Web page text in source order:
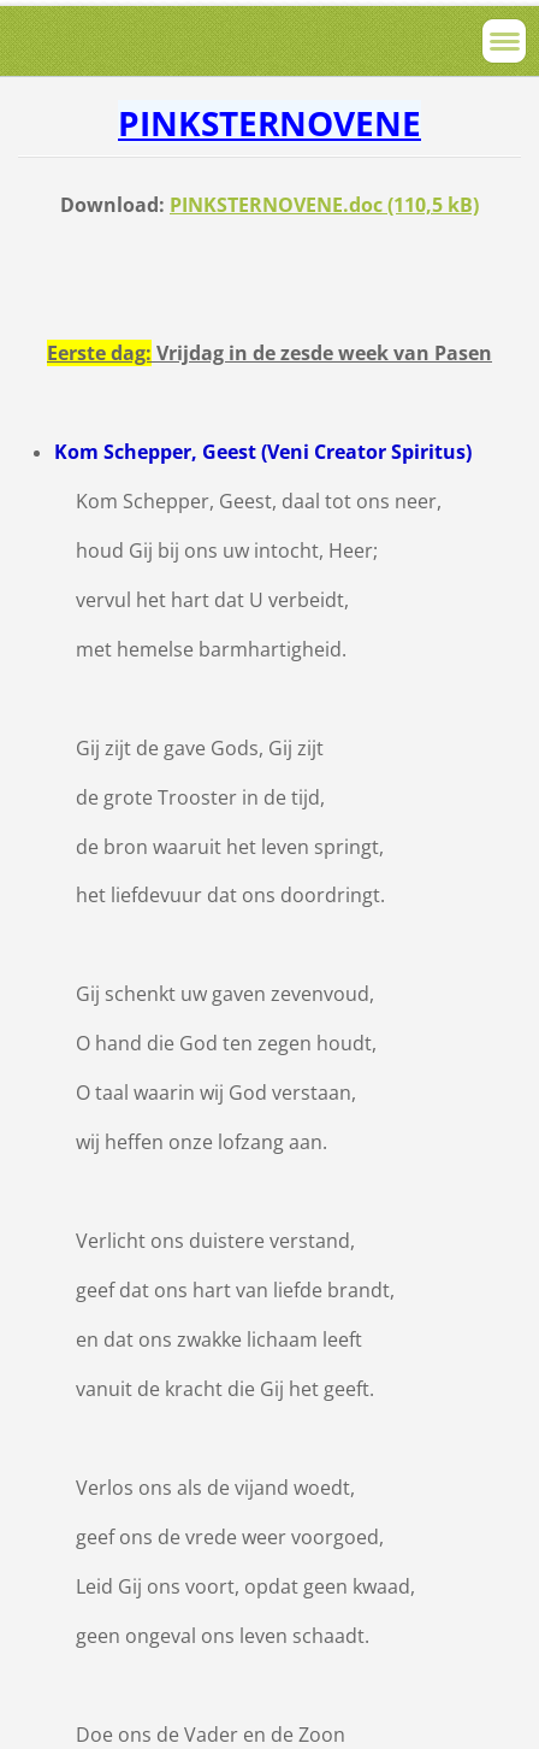
PINKSTERNOVENE
Download: PINKSTERNOVENE.doc (110,5 kB)
Eerstedag: Vrijdag in de zesde week van Pasen
Kom Schepper, Geest (Veni Creator Spiritus)
Kom Schepper, Geest, daal tot ons neer,
houd Gij bij ons uw intocht, Heer;
vervul het hart dat U verbeidt,
met hemelse barmhartigheid.
Gij zijt de gave Gods, Gij zijt
de grote Trooster in de tijd,
de bron waaruit het leven springt,
het liefdevuur dat ons doordringt.
Gij schenkt uw gaven zevenvoud,
O hand die God ten zegen houdt,
O taal waarin wij God verstaan,
wij heffen onze lofzang aan.
Verlicht ons duistere verstand,
geef dat ons hart van liefde brandt,
en dat ons zwakke lichaam leeft
vanuit de kracht die Gij het geeft.
Verlos ons als de vijand woedt,
geef ons de vrede weer voorgoed,
Leid Gij ons voort, opdat geen kwaad,
geen ongeval ons leven schaadt.
Doe ons de Vader en de Zoon